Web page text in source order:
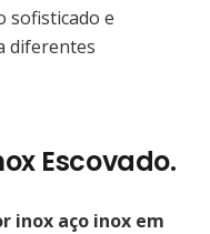
sofisticado e
diferentes
Escovado.
inox aço inox em